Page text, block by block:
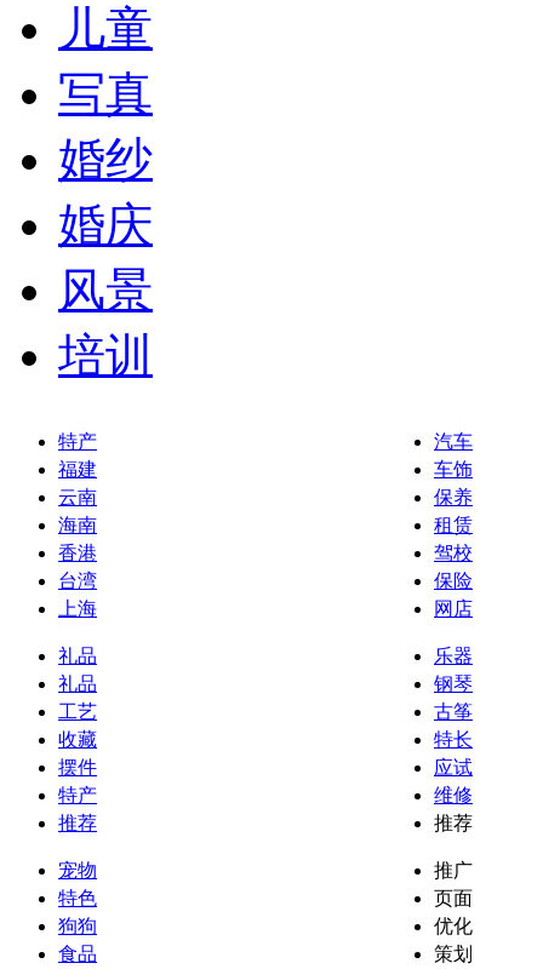
儿童
写真
婚纱
婚庆
风景
培训
特产
福建
云南
海南
香港
台湾
上海
礼品
礼品
工艺
收藏
摆件
特产
推荐
宠物
特色
狗狗
食品
汽车
车饰
保养
租赁
驾校
保险
网店
乐器
钢琴
古筝
特长
应试
维修
推荐
推广
页面
优化
策划